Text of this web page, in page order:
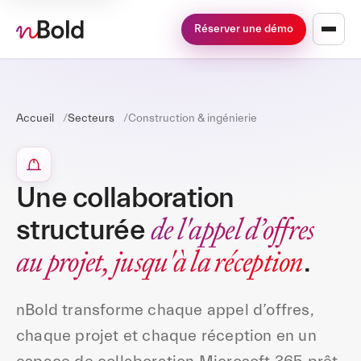
Réserver une démo
Accueil Secteurs Construction & ingénierie
Une collaboration
structuréede l'appel d’offres
au projet, jusqu'à la réception.
nBold transforme chaque appel d’offres,
chaque projet et chaque réception en un